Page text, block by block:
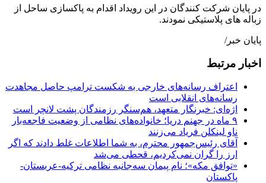
در پایان شرکت کنندگان در این رویداد اقدام به پاکسازی ساحل از
زباله های پلاستیکی نمودند.
پایان خبر/
اخبار مرتبط
اعتراف رسانه‌های خارجی به شکست ترامپ حاصل مجاهدت
رسانه‌های انقلابی است
اژه‌ای: خبرنگار متعهد، هم‌سنگر رزمندگان پشت لانچر است
۹ ماه در جهنم دریا؛ خانواده‌های نظامی از وضعیت فاجعه‌بار
ناو لینکلن فریاد می‌زنند
آقای رئیس‌جمهور محترم، به شما اطلاعات غلط دادند که اگر
ارز را گران نمی‌کردیم، قحطی می‌شد
«توافق مکه»؛ نام پیمان سه‌جانبه نظامی ترکیه-عربستان-
پاکستان